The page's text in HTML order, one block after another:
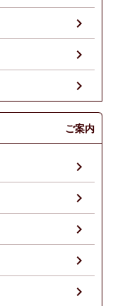
ご案内